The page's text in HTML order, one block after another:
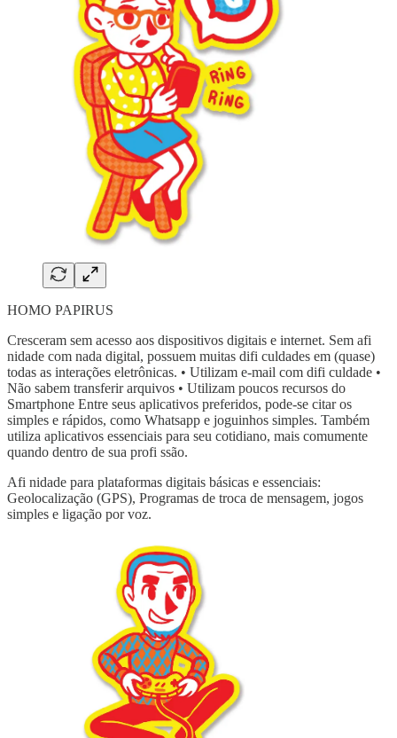
HOMO PAPIRUS
Cresceram sem acesso aos dispositivos digitais e internet. Sem afi
nidade com nada digital, possuem muitas difi culdades em (quase)
todas as interações eletrônicas. • Utilizam e-mail com difi culdade •
Não sabem transferir arquivos • Utilizam poucos recursos do
Smartphone Entre seus aplicativos preferidos, pode-se citar os
simples e rápidos, como Whatsapp e joguinhos simples. Também
utiliza aplicativos essenciais para seu cotidiano, mais comumente
quando dentro de sua profi ssão.
Afi nidade para plataformas digitais básicas e essenciais:
Geolocalização (GPS), Programas de troca de mensagem, jogos
simples e ligação por voz.